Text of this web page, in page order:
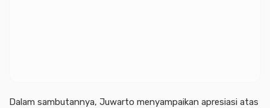
Dalam sambutannya, Juwarto menyampaikan apresiasi atas